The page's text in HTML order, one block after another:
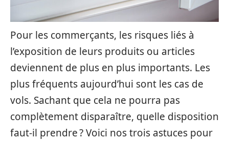
Pour les commerçants, les risques liés à
l’exposition de leurs produits ou articles
deviennent de plus en plus importants. Les
plus fréquents aujourd’hui sont les cas de
vols. Sachant que cela ne pourra pas
complètement disparaître, quelle disposition
faut-il prendre ? Voici nos trois astuces pour